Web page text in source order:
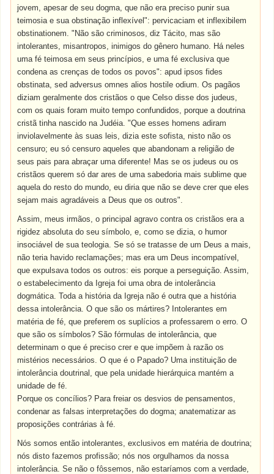
jovem, apesar de seu dogma, que não era preciso punir sua
teimosia e sua obstinação inflexível": pervicaciam et inflexibilem
obstinationem. "Não são criminosos, diz Tácito, mas são
intolerantes, misantropos, inimigos do gênero humano. Há neles
uma fé teimosa em seus princípios, e uma fé exclusiva que
condena as crenças de todos os povos": apud ipsos fides
obstinata, sed adversus omnes alios hostile odium. Os pagãos
diziam geralmente dos cristãos o que Celso disse dos judeus,
com os quais foram muito tempo confundidos, porque a doutrina
cristã tinha nascido na Judéia. "Que esses homens adiram
inviolavelmente às suas leis, dizia este sofista, nisto não os
censuro; eu só censuro aqueles que abandonam a religião de
seus pais para abraçar uma diferente! Mas se os judeus ou os
cristãos querem só dar ares de uma sabedoria mais sublime que
aquela do resto do mundo, eu diria que não se deve crer que eles
sejam mais agradáveis a Deus que os outros".
Assim, meus irmãos, o principal agravo contra os cristãos era a
rigidez absoluta do seu símbolo, e, como se dizia, o humor
insociável de sua teologia. Se só se tratasse de um Deus a mais,
não teria havido reclamações; mas era um Deus incompatível,
que expulsava todos os outros: eis porque a perseguição. Assim,
o estabelecimento da Igreja foi uma obra de intolerância
dogmática. Toda a história da Igreja não é outra que a história
dessa intolerância. O que são os mártires? Intolerantes em
matéria de fé, que preferem os suplícios a professarem o erro. O
que são os símbolos? São fórmulas de intolerância, que
determinam o que é preciso crer e que impõem à razão os
mistérios necessários. O que é o Papado? Uma instituição de
intolerância doutrinal, que pela unidade hierárquica mantém a
unidade de fé.
Porque os concílios? Para freiar os desvios de pensamentos,
condenar as falsas interpretações do dogma; anatematizar as
proposições contrárias à fé.
Nós somos então intolerantes, exclusivos em matéria de doutrina;
nós disto fazemos profissão; nós nos orgulhamos da nossa
intolerância. Se não o fôssemos, não estaríamos com a verdade,